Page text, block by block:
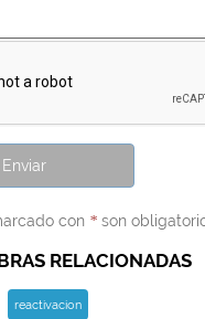
con * son
RELACIONADAS
reactivacion